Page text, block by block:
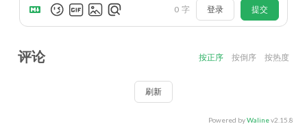
0 字 登录 提交
评论 按正序 按倒序 按热度
刷新
Powered byWalinev2.15.8